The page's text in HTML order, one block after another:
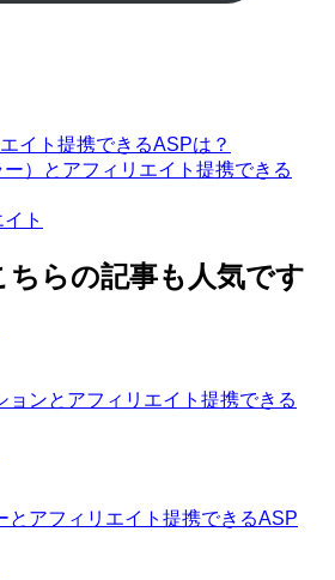
イト提携できるASPは？
）とアフィリエイト提携できる
ョンとアフィリエイト提携できる
とアフィリエイト提携できるASP